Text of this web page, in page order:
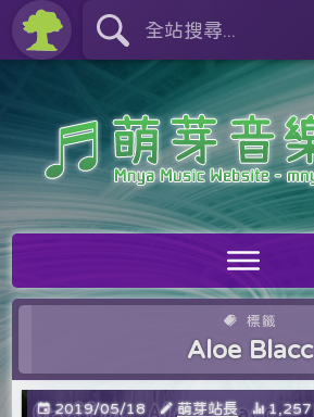
標籤
Aloe Blacc
2019/05/18 萌芽站長 1,257